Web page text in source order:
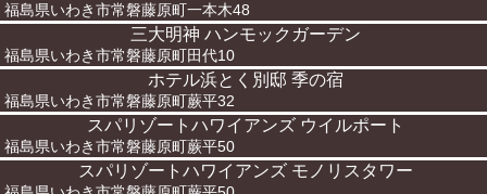
福島県いわき市常磐藤原町一本木48
三大明神 ハンモックガーデン
福島県いわき市常磐藤原町田代10
ホテル浜とく別邸 季の宿
福島県いわき市常磐藤原町蕨平32
スパリゾートハワイアンズ ウイルポート
福島県いわき市常磐藤原町蕨平50
スパリゾートハワイアンズ モノリスタワー